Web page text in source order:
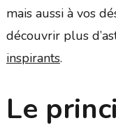
mais aussi à vos
découvrir plus
inspirants.
Le